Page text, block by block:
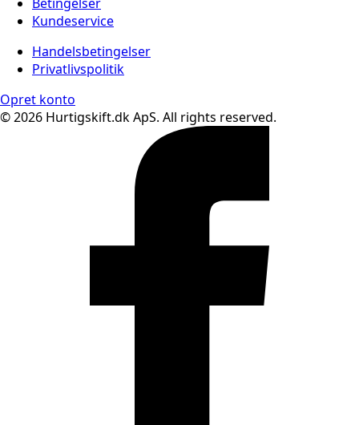
Kundeservice
Handelsbetingelser
Privatlivspolitik
Opret konto
© 2026 Hurtigskift.dk ApS. All rights reserved.